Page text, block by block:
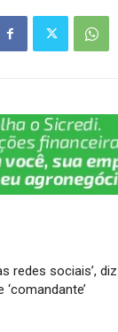
Li
n
redes sociais’, diz